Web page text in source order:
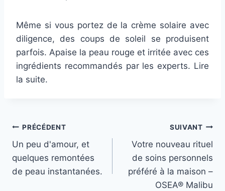
Même si vous portez de la crème solaire avec
diligence, des coups de soleil se produisent
parfois. Apaise la peau rouge et irritée avec ces
ingrédients recommandés par les experts. Lire
la suite.
Navigation
de
l’article
PRÉCÉDENT
Un peu d'amour, et
quelques remontées
de peau instantanées.
SUIVANT
Votre nouveau rituel
de soins personnels
préféré à la maison –
OSEA® Malibu